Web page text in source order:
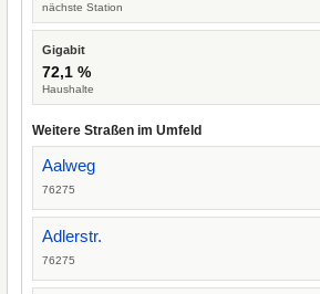
nächste Station
Gigabit
72,1 %
Haushalte
Weitere Straßen im Umfeld
Aalweg
76275
Adlerstr.
76275